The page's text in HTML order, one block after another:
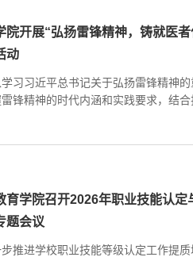
院开展“弘扬雷锋精神，铸就医
动
习习近平总书记关于弘扬雷锋精神
锋精神的时代内涵和实践要求，结合
育学院召开2026年职业技能认定
题会议
推进学校职业技能等级认定工作提